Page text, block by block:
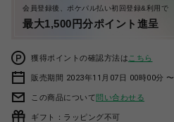
会員登録後、ポケパル払い初回登録&利用で
最大1,500円分ポイント進呈
獲得ポイントの確認方法は こちら
販売期間 2023年11月07日 00時00分 〜
この商品について問い合わせる
ギフト：ラッピング不可